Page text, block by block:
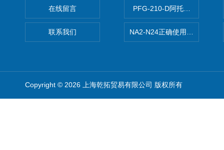
在线留言
联系我们
PFG-210-D阿托斯ATOS电
NA2-N24正确使用松下安全光
Copyright © 2026 上海乾拓贸易有限公司 版权所有